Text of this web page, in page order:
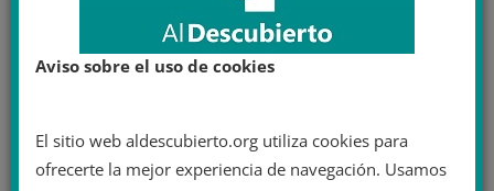
Aviso sobre el uso de cookies
El sitio web aldescubierto.org utiliza cookies para
ofrecerte la mejor experiencia de navegación. Usamos